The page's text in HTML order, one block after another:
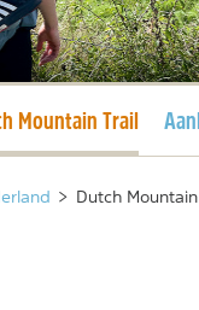
pagina
Mountain Trail
> Dutch Mountain